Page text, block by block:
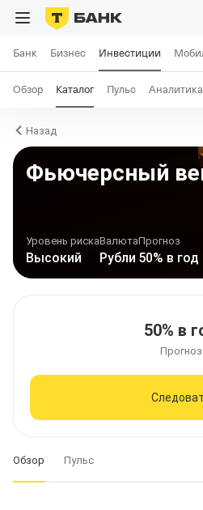
Банк Бизнес Инвестиции
Обзор Каталог Пульс Аналитика
Назад
Фьючерсный
Уровень риска
Высокий
Валюта
Рубли
Прогноз
50% в год
50% в
Прогноз
Обзор Пульс